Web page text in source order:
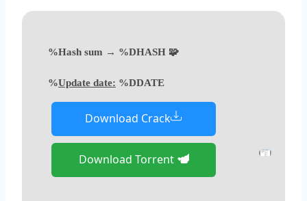
🧩 Hash sum → %DHASH%
Update date: %DDATE%
Download Crack
Download Torrent